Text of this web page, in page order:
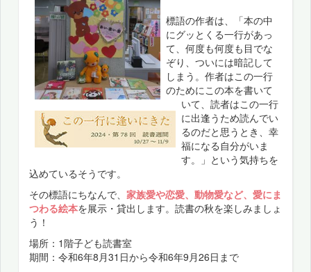
標語の作者は、「本の中
にグッとくる一行があっ
て、何度も何度も目でな
ぞり、ついには暗記して
しまう。作者はこの一行
のためにこの本を書いて
いて、読者はこの一行
に出逢うため読んでい
るのだと思うとき、幸
福になる自分がいま
す。」という気持ちを
込めているそうです。
その標語にちなんで、 家族愛や恋愛、動物愛など、愛にま
つわる絵本を展示・貸出します。読書の秋を楽しみましょ
う！
場所：1階子ども読書室
期間：令和6年8月31日から令和6年9月26日まで